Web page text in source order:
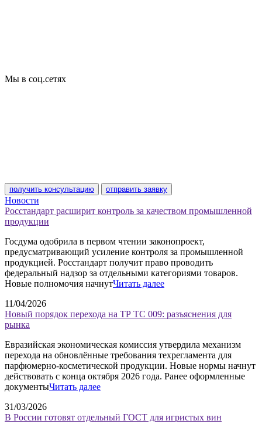
Мы в соц.сетях
получить консультацию отправить заявку
Новости
Росстандарт расширит контроль за качеством промышленной
продукции
Госдума одобрила в первом чтении законопроект,
предусматривающий усиление контроля за промышленной
продукцией. Росстандарт получит право проводить
федеральный надзор за отдельными категориями товаров.
Новые полномочия начнутЧитать далее
11/04/2026
Новый порядок перехода на ТР ТС 009: разъяснения для
рынка
Евразийская экономическая комиссия утвердила механизм
перехода на обновлённые требования техрегламента для
парфюмерно-косметической продукции. Новые нормы начнут
действовать с конца октября 2026 года. Ранее оформленные
документыЧитать далее
31/03/2026
В России готовят отдельный ГОСТ для игристых вин